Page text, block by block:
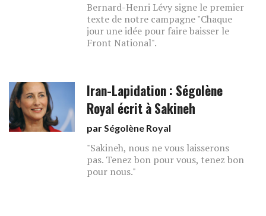
Bernard-Henri Lévy signe le premier
texte de notre campagne "Chaque
jour une idée pour faire baisser le
Front National".
Iran-Lapidation : Ségolène
Royal écrit à Sakineh
parSégolène Royal
"Sakineh, nous ne vous laisserons
pas. Tenez bon pour vous, tenez bon
pour nous."